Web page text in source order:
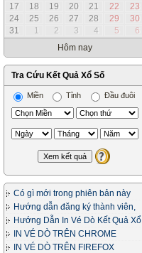
17
18 19 20 21 22
23
24
25 26 27 28 29
30
31
1 2 3 4 5
6
Hôm nay
Tra Cứu Kết Quả Xổ Số
Miền Tỉnh Đầu đuôi
Có gì mới trong phiên bản này
Hướng dẫn đăng ký thành viên,
in vé dò
Hướng Dẫn In Vé Dò Kết Quả Xổ
SốIN VÉ DÒ TRÊN CHROME
IN VÉ DÒ TRÊN FIREFOX